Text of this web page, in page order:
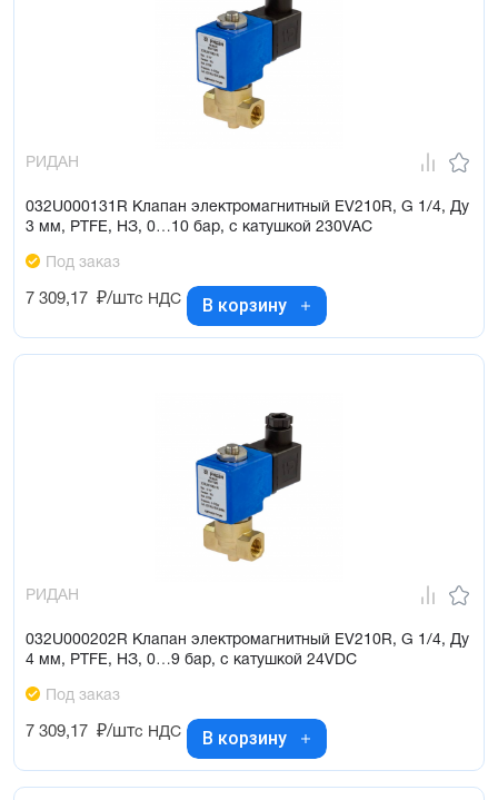
РИДАН
032U000131R Клапан электромагнитный EV210R, G 1/4, Ду
3 мм, PTFE, НЗ, 0…10 бар, с катушкой 230VAC
Под заказ
7 309,17 ₽/штс НДС В корзину
РИДАН
032U000202R Клапан электромагнитный EV210R, G 1/4, Ду
4 мм, PTFE, НЗ, 0…9 бар, с катушкой 24VDC
Под заказ
7 309,17 ₽/штс НДС В корзину